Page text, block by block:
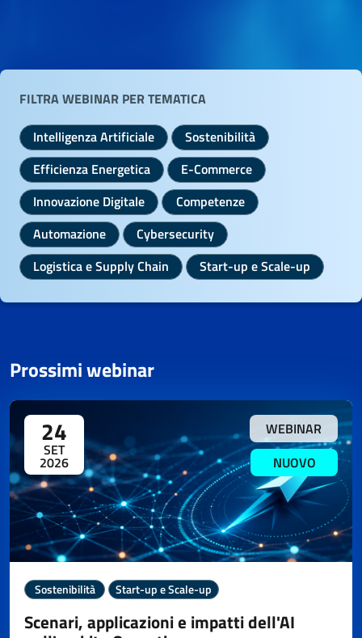
FILTRA WEBINAR PER TEMATICA
Intelligenza Artificiale
Sostenibilità
Efficienza Energetica
E-Commerce
Innovazione Digitale
Competenze
Automazione
Cybersecurity
Logistica e Supply Chain
Start-up e Scale-up
Prossimi webinar
WEBINAR
24
SET
2026 NUOVO
Sostenibilità Start-up e Scale-up
Scenari, applicazioni e impatti dell'AI